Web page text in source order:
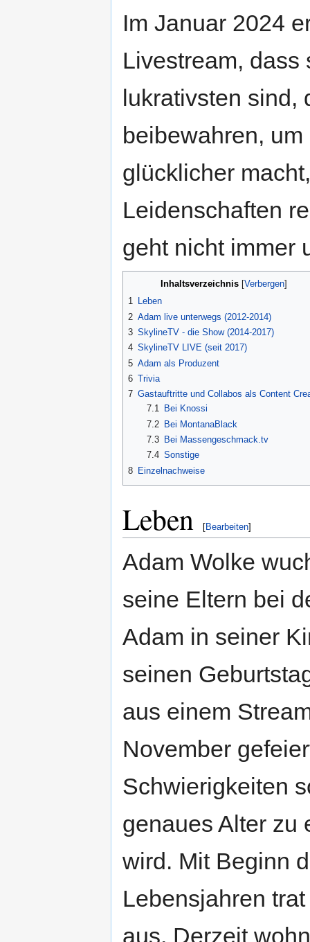
Im Januar 2024
Livestream, dass
lukrativsten
beibewahren,
glücklicher
Leidenschaften
geht nicht immer
Inhaltsverzeichnis Verbergen
1 Leben
2 Adam live unterwegs (2012-2014)
3 SkylineTV - die Show (2014-2017)
4 SkylineTV LIVE (seit 2017)
5 Adam als Produzent
6 Trivia
7 Gastauftritte und Collabos als Content
7.1
Bei Knossi
7.2 Bei MontanaBlack
7.3
Bei Massengeschmack.tv
7.4 Sonstige
8 Einzelnachweise
Leben [Bearbeiten]
Adam Wolke
seine Eltern bei
Adam in seiner
seinen
aus einem
November
Schwierigkeiten
genaues Alter zu
wird. Mit Beginn
Lebensjahren
aus. Derzeit